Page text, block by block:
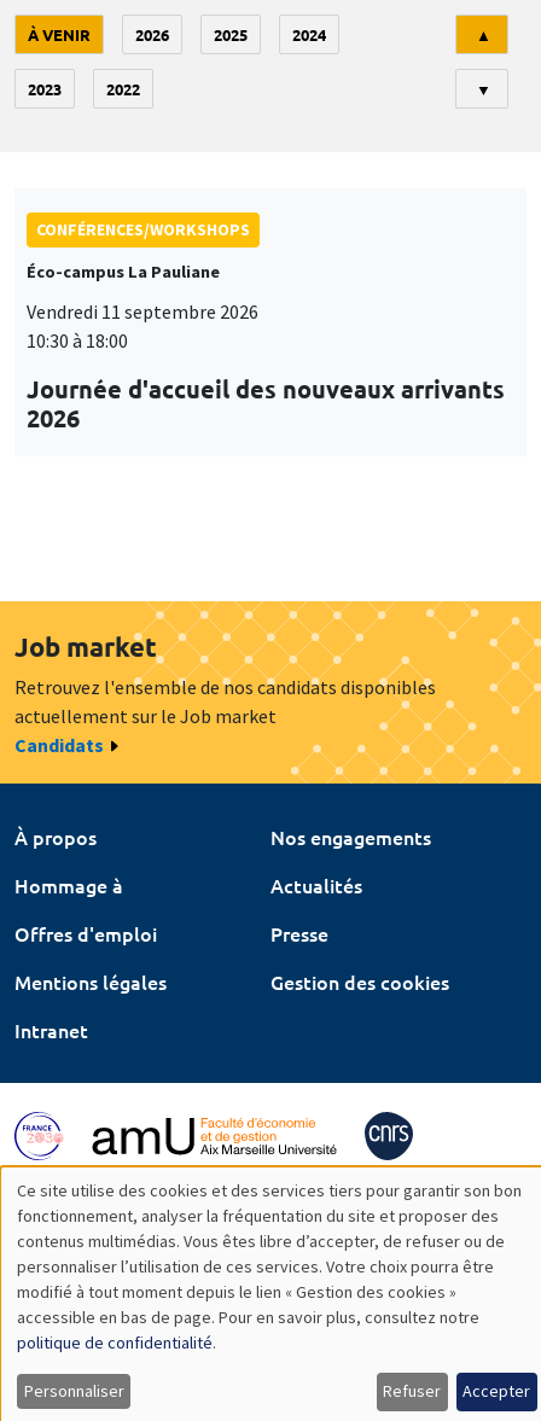
À VENIR 2026 2025 2024
2023 2022
▲
▼
CONFÉRENCES/WORKSHOPS
Éco-campus La Pauliane
Vendredi 11 septembre 2026
10:30 à 18:00
Journée d'accueil des nouveaux arrivants
2026
Job market
Retrouvez l'ensemble de nos candidats disponibles
actuellement sur le Job market
Candidats
À propos
Nos engagements
Hommage à
Actualités
Offres d'emploi
Presse
Mentions légales
Gestion des cookies
Intranet
Utilisation
des
données
personnelles
et
Ce site utilise des cookies et des services tiers pour garantir son bon
fonctionnement, analyser la fréquentation du site et proposer des
contenus multimédias. Vous êtes libre d’accepter, de refuser ou de
personnaliser l’utilisation de ces services. Votre choix pourra être
modifié à tout moment depuis le lien « Gestion des cookies »
accessible en bas de page. Pour en savoir plus, consultez notre
politique de confidentialité.
Personnaliser Refuser Accepter